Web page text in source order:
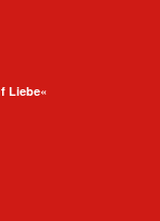
Liebe«